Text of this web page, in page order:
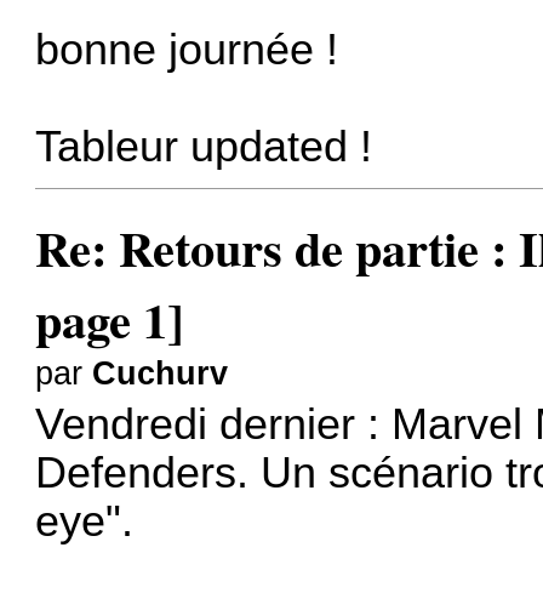
bonne journée !
Tableur updated !
Re: Retours de partie :
page 1]
par Cuchurv
Vendredi dernier : Marvel
Defenders. Un scénario
eye".